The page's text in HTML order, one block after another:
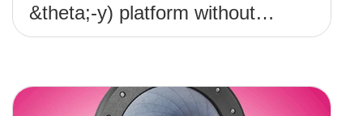
&theta;-y) platform without
any screws protruding up